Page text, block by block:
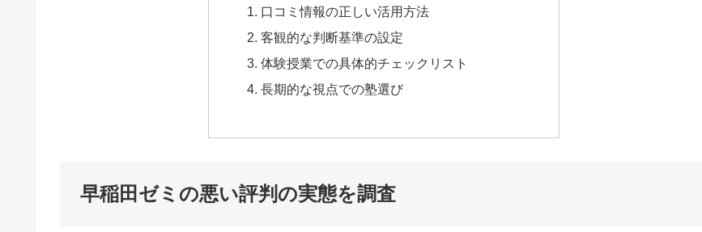
口コミ情報の正しい活用方法
客観的な判断基準の設定
体験授業での具体的チェックリスト
長期的な視点での塾選び
早稲田ゼミの悪い評判の実態を調査